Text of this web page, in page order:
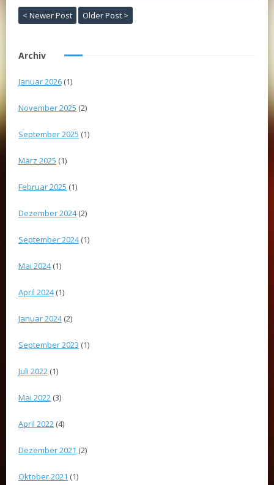
< Newer Post Older Post >
Archiv
Januar 2026 (1)
November 2025 (2)
September 2025 (1)
März 2025 (1)
Februar 2025 (1)
Dezember 2024(2)
September 2024(1)
Mai 2024(1)
April 2024(1)
Januar 2024(2)
September 2023 (1)
Juli 2022 (1)
Mai 2022 (3)
April 2022 (4)
Dezember 2021 (2)
Oktober 2021 (1)